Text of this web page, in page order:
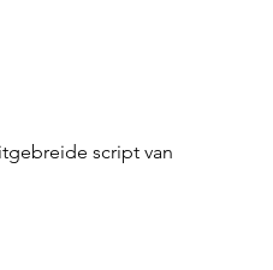
script van